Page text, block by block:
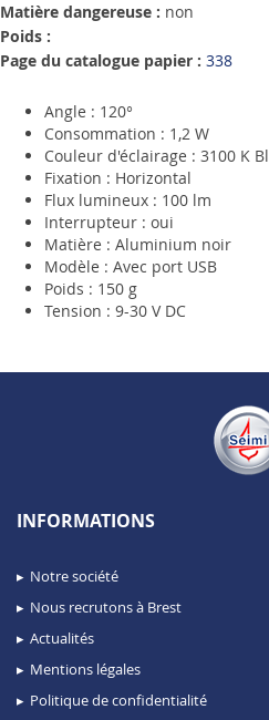
Matière dangereuse : non
Poids :
Page du catalogue papier : 338
Angle : 120°
Consommation : 1,2 W
Couleur d'éclairage : 3100 K
Fixation : Horizontal
Flux lumineux : 100 lm
Interrupteur : oui
Matière : Aluminium noir
Modèle : Avec port USB
Poids : 150 g
Tension : 9-30 V DC
INFORMATIONS
Notre société
Nous recrutons à Brest
Actualités
Mentions légales
Politique de confidentialité